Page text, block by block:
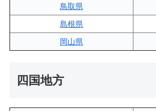
鳥取県
島根県
岡山県
四国地方